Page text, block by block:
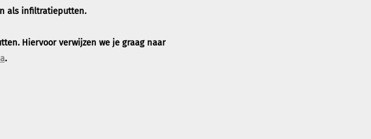
als infiltratieputten.
Hiervoor verwijzen we je graag naar
.